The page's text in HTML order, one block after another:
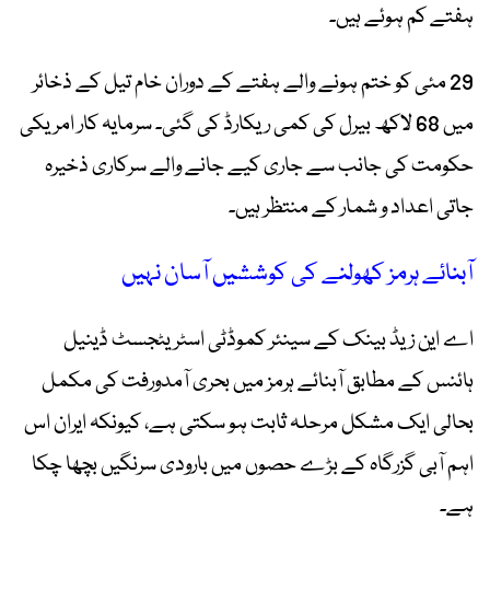
ہفتے کم ہوئے ہیں۔
29 مئی کو ختم ہونے والے ہفتے کے دوران خام تیل کے ذخائر
میں 68 لاکھ بیرل کی کمی ریکارڈ کی گئی۔ سرمایہ کار امریکی
حکومت کی جانب سے جاری کیے جانے والے سرکاری ذخیرہ
جاتی اعداد و شمار کے منتظر ہیں۔
آبنائے ہرمز کھولنے کی کوششیں آسان نہیں
اے این زیڈ بینک کے سینئر کموڈٹی اسٹریٹجسٹ ڈینیل
ہائنس کے مطابق آبنائے ہرمز میں بحری آمدورفت کی مکمل
بحالی ایک مشکل مرحلہ ثابت ہو سکتی ہے، کیونکہ ایران اس
اہم آبی گزرگاہ کے بڑے حصوں میں بارودی سرنگیں بچھا چکا
ہے۔